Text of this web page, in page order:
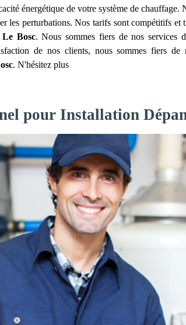
énergétique de votre système de
les perturbations. Nos tarifs sont compétitifs et
Le Bosc. Nous sommes fiers de nos services
de nos clients, nous sommes fiers
. N'hésitez plus
pour Installation